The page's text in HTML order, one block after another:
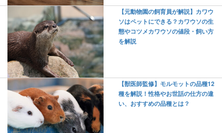
【元動物園の飼育員が解説】カワウ
ソはペットにできる？カワウソの生
態やコツメカワウソの値段・飼い方
を解説
【獣医師監修】モルモットの品種12
種を解説！性格やお世話の仕方の違
い、おすすめの品種とは？